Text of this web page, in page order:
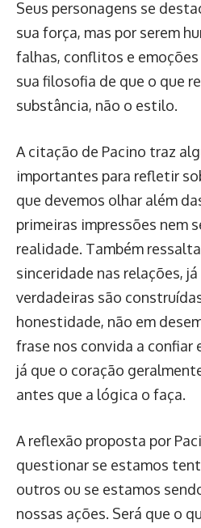
Seus personagens se
sua força, mas por serem
falhas, conflitos e
sua filosofia de que o que
substância, não o estilo.
A citação de Pacino traz
importantes para refletir
que devemos olhar além
primeiras impressões nem
realidade. Também
sinceridade nas relações,
verdadeiras são
honestidade, não em
frase nos convida a confiar
já que o coração
antes que a lógica o faça.
A reflexão proposta por
questionar se estamos
outros ou se estamos
nossas ações. Será que o